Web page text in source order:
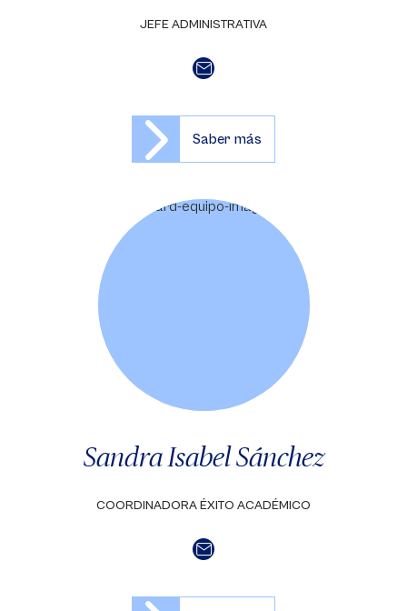
JEFE ADMINISTRATIVA
Saber más
Sandra Isabel Sánchez
COORDINADORA ÉXITO ACADÉMICO